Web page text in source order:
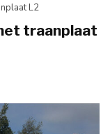
L2
traanplaat